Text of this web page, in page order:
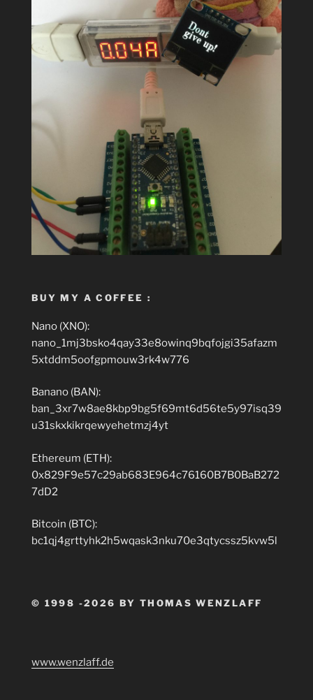
BUY MY A COFFEE :
Nano (XNO):
nano_1mj3bsko4qay33e8owinq9bqfojgi35afazm
5xtddm5oofgpmouw3rk4w776
Banano (BAN):
ban_3xr7w8ae8kbp9bg5f69mt6d56te5y97isq39
u31skxkikrqewyehetmzj4yt
Ethereum (ETH):
0x829F9e57c29ab683E964c76160B7B0BaB272
7dD2
Bitcoin (BTC):
bc1qj4grttyhk2h5wqask3nku70e3qtycssz5kvw5l
© 1998 -2026 BY THOMAS WENZLAFF
www.wenzlaff.de